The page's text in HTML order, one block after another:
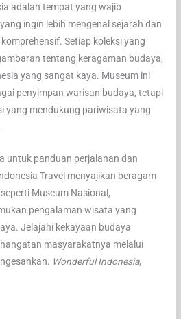
adalah tempat yang wajib
ingin lebih mengenal sejarah dan
Setiap koleksi yang
tentang keragaman budaya,
yang sangat kaya. Museum ini
penyimpan warisan budaya, tetapi
yang mendukung pariwisata yang
untuk panduan perjalanan dan
Travel menyajikan beragam
Museum Nasional,
pengalaman wisata yang
Jelajahi kekayaan budaya
masyarakatnya melalui
Wonderful Indonesia,